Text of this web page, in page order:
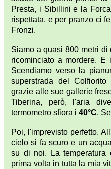
Presta, i Sibillini e la
rispettata, e per pranzo ci
Fronzi.
Siamo a quasi 800 metri
ricominciato a mordere. E
Scendiamo verso la
superstrada del
grazie alle sue gallerie
Tiberina, però, l'aria
termometro sfiora i 40°C.
Poi, l'imprevisto perfetto.
cielo si fa scuro e un
su di noi. La temperatura
prima volta in tutta la mia